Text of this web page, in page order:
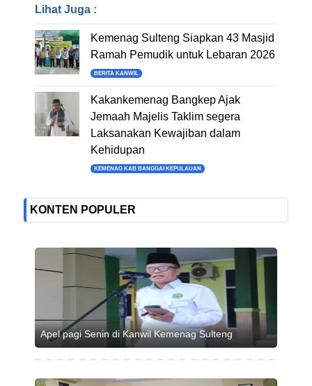
Lihat Juga :
Kemenag Sulteng Siapkan 43 Masjid
Ramah Pemudik untuk Lebaran 2026
BERITA KANWIL
Kakankemenag Bangkep Ajak
Jemaah Majelis Taklim segera
Laksanakan Kewajiban dalam
Kehidupan
KEMENAG KAB BANGGAI KEPULAUAN
KONTEN POPULER
Apel pagi Senin di Kanwil Kemenag Sulteng